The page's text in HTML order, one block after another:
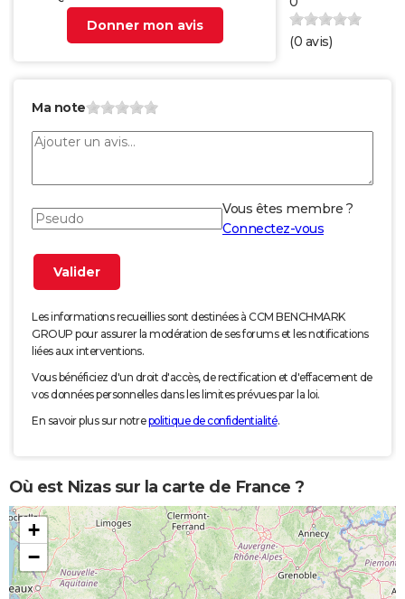
Donner mon avis
(0 avis)
Ma note
Vous êtes membre ?
Connectez-vous
Les informations recueillies sont destinées à CCM BENCHMARK
GROUP pour assurer la modération de ses forums et les notifications
liées aux interventions.
Vous bénéficiez d'un droit d'accès, de rectification et d'effacement de
vos données personnelles dans les limites prévues par la loi.
En savoir plus sur notrepolitique de confidentialité.
Où est Nizas sur la carte de France ?
+
−